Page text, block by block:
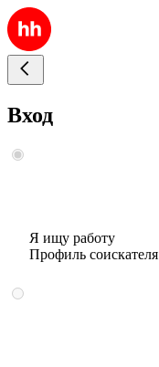
Вход
Я ищу работу
Профиль соискателя